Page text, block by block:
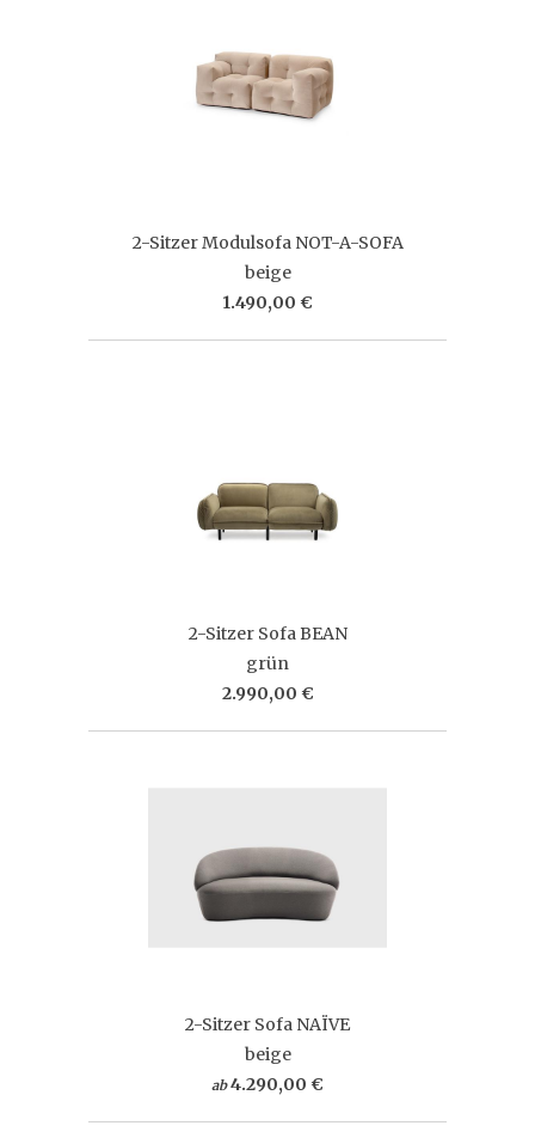
2-Sitzer Modulsofa NOT-A-SOFA
beige
1.490,00 €
2-Sitzer Sofa BEAN
grün
2.990,00 €
2-Sitzer Sofa NAÏVE
beige
ab 4.290,00 €